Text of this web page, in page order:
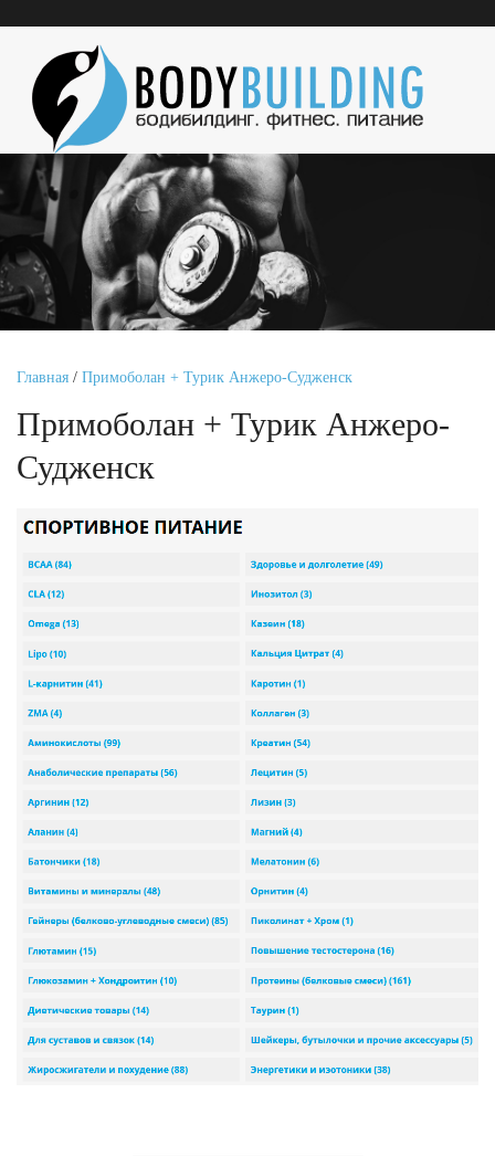
Главная / Примоболан + Турик Анжеро-Судженск
Примоболан + Турик Анжеро-
Судженск